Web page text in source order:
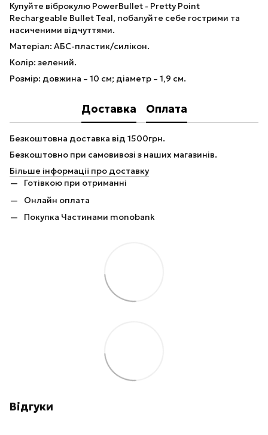
Купуйте віброкулю PowerBullet - Pretty Point
Rechargeable Bullet Teal, побалуйте себе гострими та
насиченими відчуттями.
Матеріал: АБС-пластик/силікон.
Колір: зелений.
Розмір: довжина – 10 см; діаметр – 1,9 см.
Доставка Оплата
Безкоштовна доставка від 1500грн.
Безкоштовно при самовивозі з наших магазинів.
Більше інформації про доставку
Готівкою при отриманні
Онлайн оплата
Покупка Частинами monobank
Відгуки